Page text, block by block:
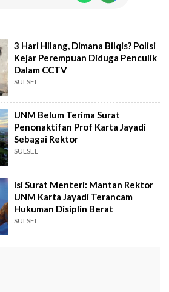
3 Hari Hilang, Dimana Bilqis? Polisi
Kejar Perempuan Diduga Penculik
Dalam CCTV
SULSEL
UNM Belum Terima Surat
Penonaktifan Prof Karta Jayadi
Sebagai Rektor
SULSEL
Isi Surat Menteri: Mantan Rektor
UNM Karta Jayadi Terancam
Hukuman Disiplin Berat
SULSEL